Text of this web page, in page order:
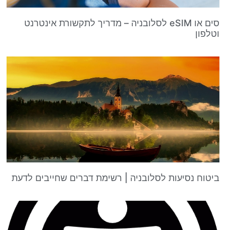
סים או eSIM לסלובניה – מדריך לתקשורת אינטרנט
וטלפון
ביטוח נסיעות לסלובניה | רשימת דברים שחייבים לדעת